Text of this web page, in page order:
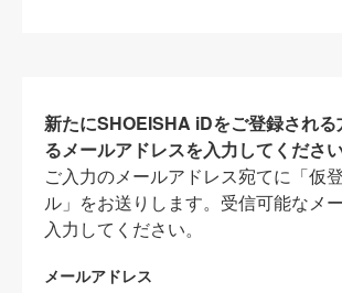
新たにSHOEISHA iDをご登録され
るメールアドレスを入力してください
ご入力のメールアドレス宛てに「仮
ル」をお送りします。受信可能なメ
入力してください。
メールアドレス